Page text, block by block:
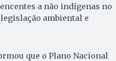
a não indígenas no
ambiental e
que o Plano Nacional